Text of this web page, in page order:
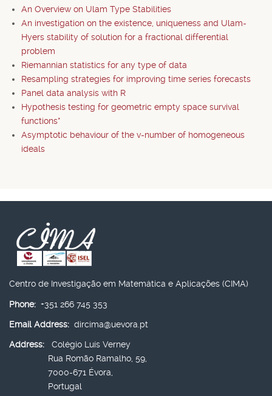
An Overview on Ulam Type Stabilities
An investigation on the existence, uniqueness and Ulam-
Hyers stability of solution for a fractional differential
problem
Riemannian statistics for any type of data
Resampling strategies for improving time series forecasts
Panel data analysis with R
Hypothesis testing for geometric empty space survival
functions*
Asymptotic behaviour of the v-number of homogeneous
ideals
Centro de Investigação em Matemática e Aplicações (CIMA)
Phone: +351 266 745 353
Email Address: dircima@uevora.pt
Address:
Colégio Luís Verney
Rua Romão Ramalho, 59,
7000-671 Évora,
Portugal